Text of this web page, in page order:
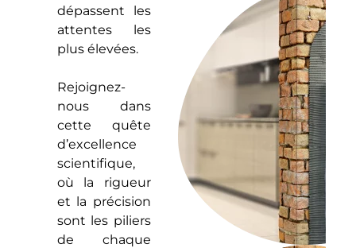
dépassent les
attentes les
plus élevées.
Rejoignez-
nous dans
cette quête
d’excellence
scientifique,
où la rigueur
et la précision
sont les piliers
de chaque